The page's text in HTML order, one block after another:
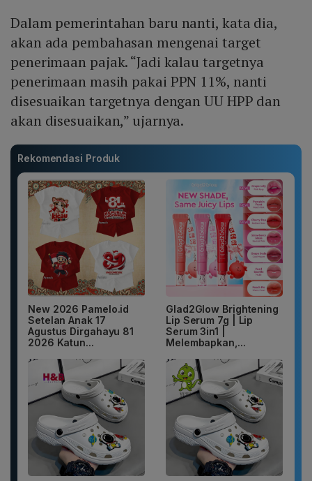
Dalam pemerintahan baru nanti, kata dia,
akan ada pembahasan mengenai target
penerimaan pajak. “Jadi kalau targetnya
penerimaan masih pakai PPN 11%, nanti
disesuaikan targetnya dengan UU HPP dan
akan disesuaikan,” ujarnya.
Rekomendasi Produk
New 2026 Pamelo.id
Setelan Anak 17
Agustus Dirgahayu 81
2026 Katun...
Glad2Glow Brightening
Lip Serum 7g | Lip
Serum 3in1 |
Melembapkan,...